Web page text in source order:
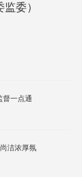
委）
督一点通
洁浓厚氛